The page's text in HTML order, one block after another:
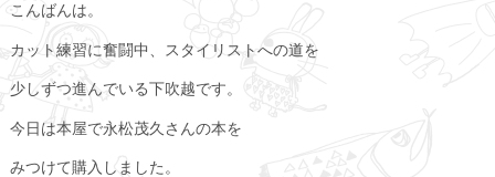
こんばんは。
カット練習に奮闘中、スタイリストへの道を
少しずつ進んでいる下吹越です。
今日は本屋で永松茂久さんの本を
みつけて購入しました。